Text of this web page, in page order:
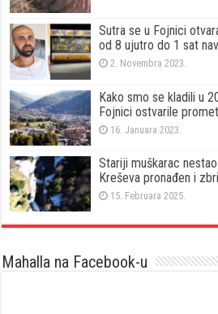
Sutra se u Fojnici
od 8 ujutro do 1 sat
2. Novembra 2023.
Kako smo se kladili u
Fojnici ostvarile
16. Januara 2023.
Stariji muškarac
Kreševa pronađen i
15. Februara 2025.
Mahalla na Facebook-u